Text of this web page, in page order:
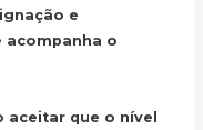
e
acompanha o
aceitar que o nível